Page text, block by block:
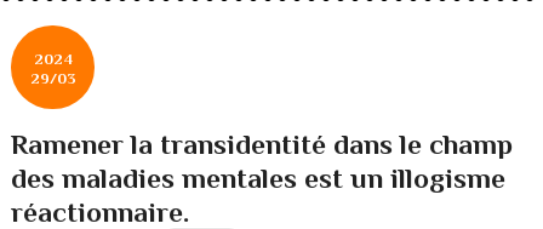
2024
29/03
Ramener la transidentité dans le champ
des maladies mentales est un illogisme
réactionnaire.